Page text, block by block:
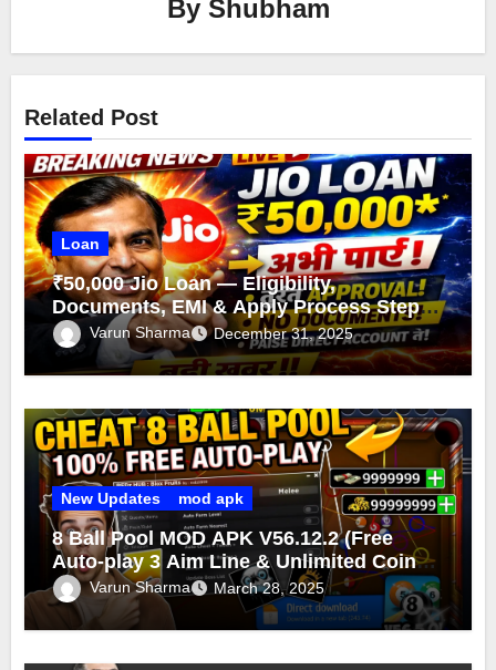
By Shubham
Related Post
Loan
₹50,000 Jio Loan — Eligibility,
Documents, EMI & Apply Process Step-
by-StepVarun Sharma December 31, 2025
New Updates mod apk
8 Ball Pool MOD APK V56.12.2 (Free
Auto-play 3 Aim Line & Unlimited Coins
Cash 2025)
Varun Sharma March 28, 2025